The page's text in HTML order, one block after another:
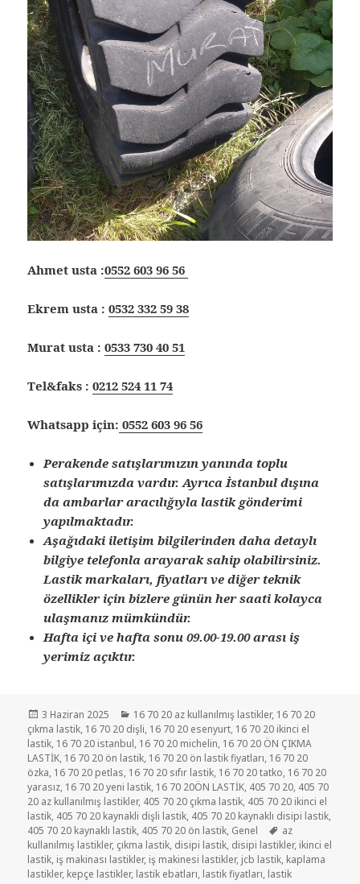
Ahmet usta :0552 603 96 56
Ekrem usta :0532 332 59 38
Murat usta :0533 730 40 51
Tel&faks :0212 524 11 74
Whatsapp için: 0552 603 96 56
Perakende satışlarımızın yanında toplu
satışlarımızda vardır. Ayrıca İstanbul dışına
da ambarlar aracılığıyla lastik gönderimi
yapılmaktadır.
Aşağıdaki iletişim bilgilerinden daha detaylı
bilgiye telefonla arayarak sahip olabilirsiniz.
Lastik markaları, fiyatları ve diğer teknik
özellikler için bizlere günün her saati kolayca
ulaşmanız mümkündür.
Hafta içi ve hafta sonu 09.00-19.00 arası iş
yerimiz açıktır.
Yayın
tarihi
3 Haziran 2025 Kategoriler
16 70 20 az kullanılmış lastikler, 16 70 20
çıkma lastik, 16 70 20 dişli, 16 70 20 esenyurt, 16 70 20 ikinci el
lastik, 16 70 20 istanbul, 16 70 20 michelin, 16 70 20 ÖN ÇIKMA
LASTİK, 16 70 20 ön lastik, 16 70 20 ön lastik fiyatları, 16 70 20
özka, 16 70 20 petlas, 16 70 20 sıfır lastik, 16 70 20 tatko, 16 70 20
yarasız, 16 70 20 yeni lastik, 16 70 20ÖN LASTİK, 405 70 20, 405 70
20 az kullanılmış lastikler, 405 70 20 çıkma lastik, 405 70 20 ikinci el
lastik, 405 70 20 kaynakli dişli lastik, 405 70 20 kaynaklı disipi lastik,
405 70 20 kaynaklı lastik, 405 70 20 ön lastik, Genel Etiketler
az
kullanılmış lastikler, çıkma lastik, disipi lastik, disipi lastikler, ikinci el
lastik, iş makinası lastikler, iş makinesi lastikler, jcb lastik, kaplama
lastikler, kepçe lastikler, lastik ebatları, lastik fiyatları, lastik